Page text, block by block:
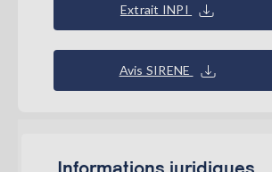
Extrait INPI
Avis SIRENE
Informations juridiques